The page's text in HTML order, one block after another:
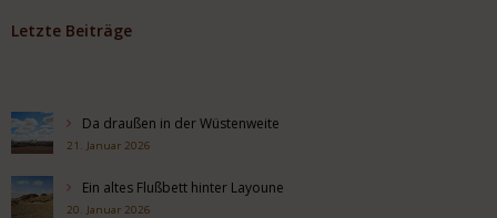
Letzte Beiträge
Da draußen in der Wüstenweite
21. Januar 2026
Ein altes Flußbett hinter Layoune
20. Januar 2026